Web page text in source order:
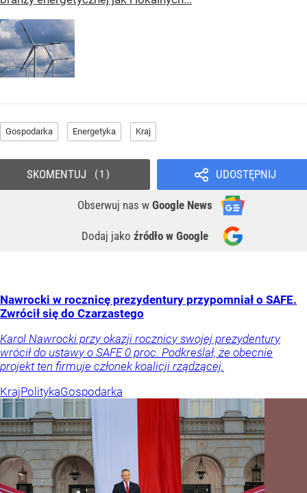
Gospodarka Energetyka Kraj
UDOSTĘPNIJ
Obserwuj nas w Google News
Dodaj jako źródło w Google
SKOMENTUJ 1
Nawrocki w rocznicę prezydentury przypomniał o SAFE.
Zwrócił się do Czarzastego
Karol Nawrocki przy okazji rocznicy swojej prezydentury
wrócił do ustawy o SAFE 0 proc. Podkreślał, że obecnie
projekt ten firmuje członek koalicji rządzącej.
KrajPolitykaGospodarka